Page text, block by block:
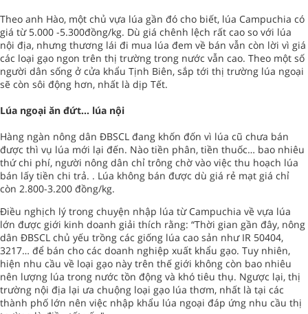
Theo anh Hào, một chủ vựa lúa gần đó cho biết, lúa Campuchia có
giá từ 5.000 -5.300đồng/kg. Dù giá chênh lệch rất cao so với lúa
nội địa, nhưng thương lái đi mua lúa đem về bán vẫn còn lời vì giá
các loại gạo ngon trên thị trường trong nước vẫn cao. Theo một số
người dân sống ở cửa khẩu Tịnh Biên, sắp tới thị trường lúa ngoại
sẽ còn sôi động hơn, nhất là dịp Tết.
Lúa ngoại ăn đứt… lúa nội
Hàng ngàn nông dân ĐBSCL đang khốn đốn vì lúa cũ chưa bán
được thì vụ lúa mới lại đến. Nào tiền phân, tiền thuốc… bao nhiêu
thứ chi phí, người nông dân chỉ trông chờ vào việc thu hoạch lúa
bán lấy tiền chi trả. . Lúa không bán được dù giá rẻ mạt giá chỉ
còn 2.800-3.200 đồng/kg.
Điều nghịch lý trong chuyện nhập lúa từ Campuchia về vựa lúa
lớn được giới kinh doanh giải thích rằng: “Thời gian gần đây, nông
dân ĐBSCL chủ yếu trồng các giống lúa cao sản như IR 50404,
3217… để bán cho các doanh nghiệp xuất khẩu gạo. Tuy nhiên,
hiện nhu cầu về loại gạo này trên thế giới không còn bao nhiêu
nên lượng lúa trong nước tồn động và khó tiêu thụ. Ngược lại, thị
trường nội địa lại ưa chuộng loại gạo lúa thơm, nhất là tại các
thành phố lớn nên việc nhập khẩu lúa ngoại đáp ứng nhu cầu thị